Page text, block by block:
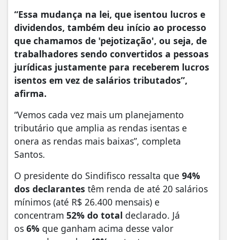
“Essa mudança na lei, que isentou lucros e
dividendos, também deu início ao processo
que chamamos de 'pejotização', ou seja, de
trabalhadores sendo convertidos a pessoas
jurídicas justamente para receberem lucros
isentos em vez de salários tributados”,
afirma.
“Vemos cada vez mais um planejamento
tributário que amplia as rendas isentas e
onera as rendas mais baixas”, completa
Santos.
O presidente do Sindifisco ressalta que 94%
dos declarantes têm renda de até 20 salários
mínimos (até R$ 26.400 mensais) e
concentram 52% do total declarado. Já
os 6% que ganham acima desse valor